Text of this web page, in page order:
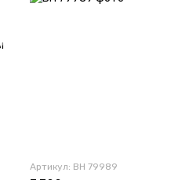
Артикул: BH 79989